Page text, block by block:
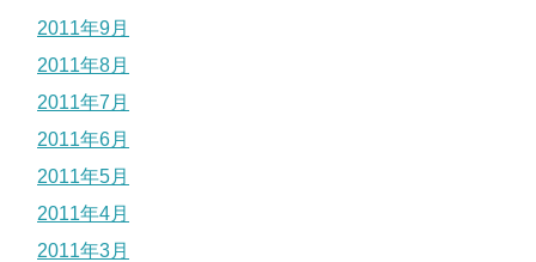
2011年9月
2011年8月
2011年7月
2011年6月
2011年5月
2011年4月
2011年3月